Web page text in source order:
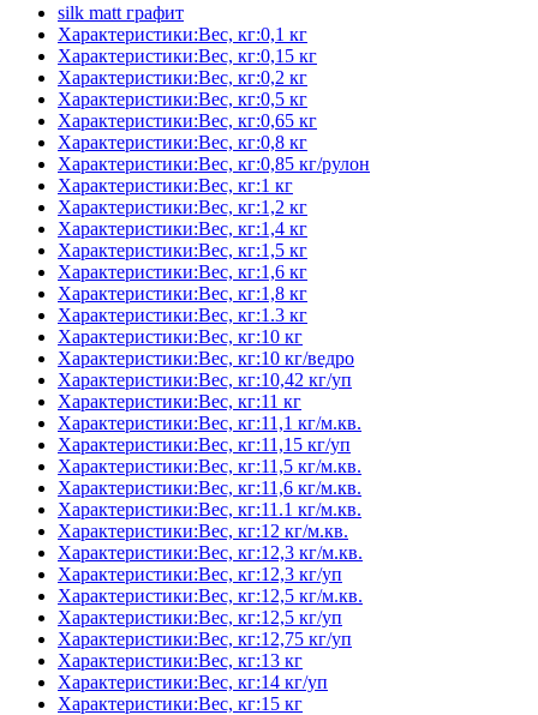
silk matt графит
Характеристики:Вес, кг:0,1 кг
Характеристики:Вес, кг:0,15 кг
Характеристики:Вес, кг:0,2 кг
Характеристики:Вес, кг:0,5 кг
Характеристики:Вес, кг:0,65 кг
Характеристики:Вес, кг:0,8 кг
Характеристики:Вес, кг:0,85 кг/рулон
Характеристики:Вес, кг:1 кг
Характеристики:Вес, кг:1,2 кг
Характеристики:Вес, кг:1,4 кг
Характеристики:Вес, кг:1,5 кг
Характеристики:Вес, кг:1,6 кг
Характеристики:Вес, кг:1,8 кг
Характеристики:Вес, кг:1.3 кг
Характеристики:Вес, кг:10 кг
Характеристики:Вес, кг:10 кг/ведро
Характеристики:Вес, кг:10,42 кг/уп
Характеристики:Вес, кг:11 кг
Характеристики:Вес, кг:11,1 кг/м.кв.
Характеристики:Вес, кг:11,15 кг/уп
Характеристики:Вес, кг:11,5 кг/м.кв.
Характеристики:Вес, кг:11,6 кг/м.кв.
Характеристики:Вес, кг:11.1 кг/м.кв.
Характеристики:Вес, кг:12 кг/м.кв.
Характеристики:Вес, кг:12,3 кг/м.кв.
Характеристики:Вес, кг:12,3 кг/уп
Характеристики:Вес, кг:12,5 кг/м.кв.
Характеристики:Вес, кг:12,5 кг/уп
Характеристики:Вес, кг:12,75 кг/уп
Характеристики:Вес, кг:13 кг
Характеристики:Вес, кг:14 кг/уп
Характеристики:Вес, кг:15 кг